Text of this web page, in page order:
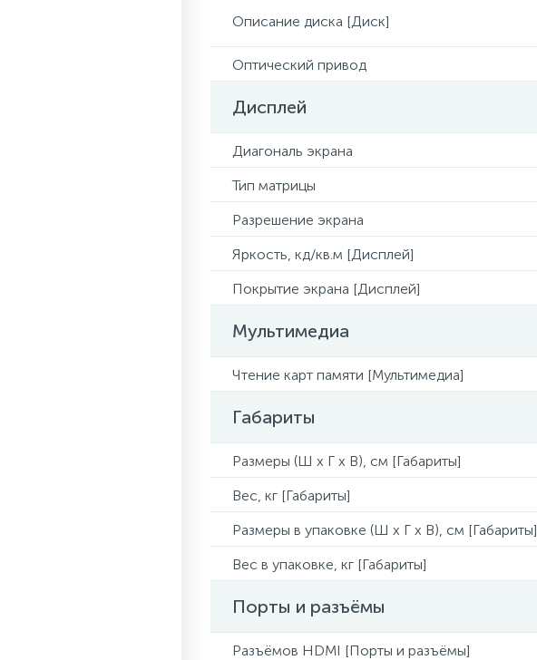
Описание диска [Диск]
Оптический привод
Дисплей
Диагональ экрана
Тип матрицы
Разрешение экрана
Яркость, кд/кв.м [Дисплей]
Покрытие экрана [Дисплей]
Мультимедиа
Чтение карт памяти [Мультимедиа]
Габариты
Размеры (Ш x Г x В), см [Габариты]
Вес, кг [Габариты]
Размеры в упаковке (Ш x Г x В), см [Габариты]
Вес в упаковке, кг [Габариты]
Порты и разъёмы
Разъёмов HDMI [Порты и разъёмы]